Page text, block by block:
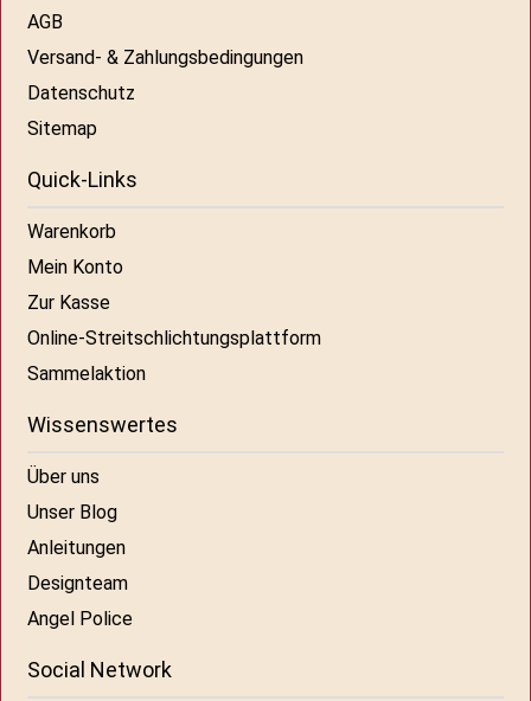
AGB
Versand- & Zahlungsbedingungen
Datenschutz
Sitemap
Quick-Links
Warenkorb
Mein Konto
Zur Kasse
Online-Streitschlichtungsplattform
Sammelaktion
Wissenswertes
Über uns
Unser Blog
Anleitungen
Designteam
Angel Police
Social Network